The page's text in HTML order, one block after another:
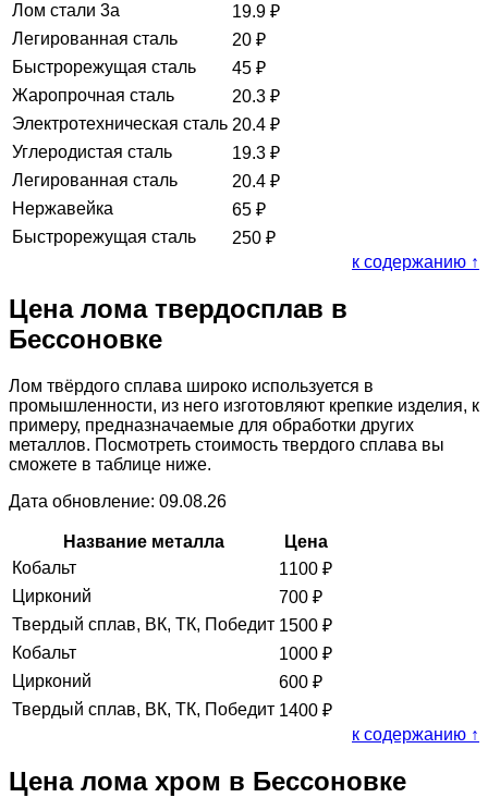
Лом стали 3а
19.9 ₽
Легированная сталь
20 ₽
Быстрорежущая сталь
45 ₽
Жаропрочная сталь
20.3 ₽
Электротехническая сталь 20.4 ₽
Углеродистая сталь
19.3 ₽
Легированная сталь
20.4 ₽
Нержавейка
65 ₽
Быстрорежущая сталь
250 ₽
к содержанию ↑
Цена лома твердосплав в
Бессоновке
Лом твёрдого сплава широко используется в
промышленности, из него изготовляют крепкие изделия, к
примеру, предназначаемые для обработки других
металлов. Посмотреть стоимость твердого сплава вы
сможете в таблице ниже.
Дата обновление: 09.08.26
Название металла
Цена
Кобальт
1100 ₽
Цирконий
700 ₽
Твердый сплав, ВК, ТК, Победит 1500 ₽
Кобальт
1000 ₽
Цирконий
600 ₽
Твердый сплав, ВК, ТК, Победит 1400 ₽
к содержанию ↑
Цена лома хром в Бессоновке